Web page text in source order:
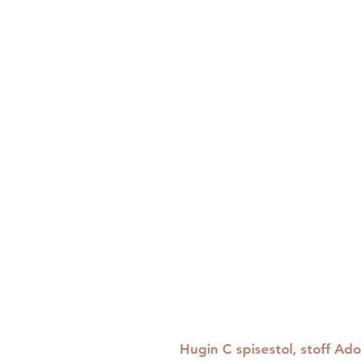
Hugin C spisestol, stoff